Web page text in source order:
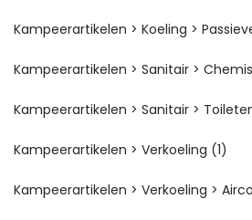
Kampeerartikelen > Koeling >
Kampeerartikelen > Sanitair >
Kampeerartikelen > Sanitair >
Kampeerartikelen > Verkoeling (1)
Kampeerartikelen > Verkoeling >